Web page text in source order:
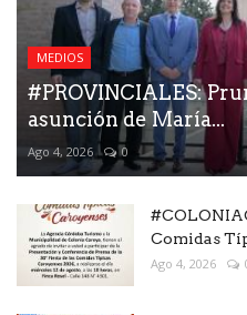
MEDIOS
#PROVINCIALES:
asunción de María...
Ago 4, 2026 0
Comidas
Ago 4, 2026